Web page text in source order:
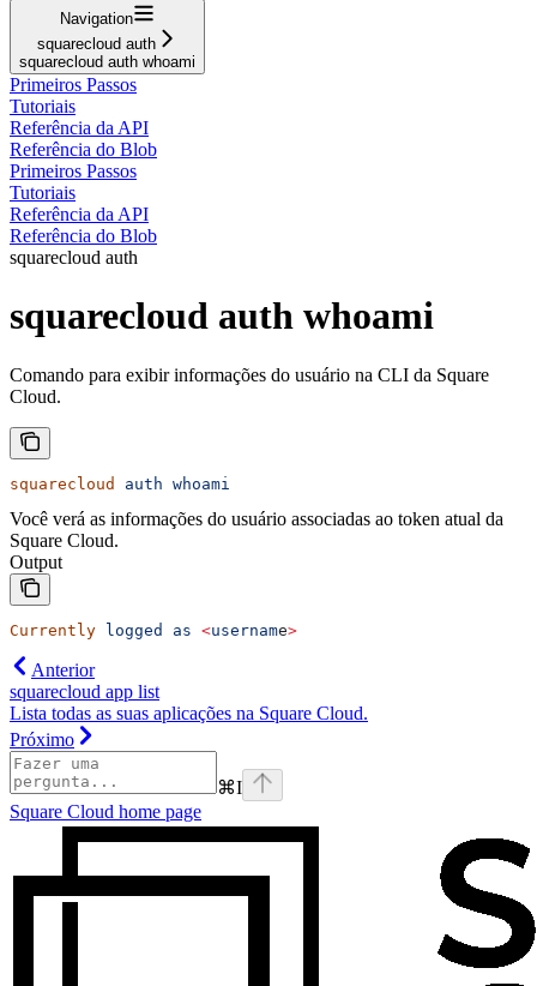
Navigation
squarecloud auth
squarecloud auth whoami
Primeiros Passos
Tutoriais
Referência da API
Referência do Blob
Primeiros Passos
Tutoriais
Referência da API
Referência do Blob
squarecloud auth
squarecloud auth whoami
Comando para exibir informações do usuário na CLI da Square
Cloud.
squarecloud auth whoami
Você verá as informações do usuário associadas ao token atual da
Square Cloud.
Output
Currently logged as <username>
Anterior
squarecloud app list
Lista todas as suas aplicações na Square Cloud.
Próximo
⌘I
Square Cloud home page